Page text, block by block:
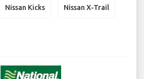
Nissan Kicks Nissan X-Trail